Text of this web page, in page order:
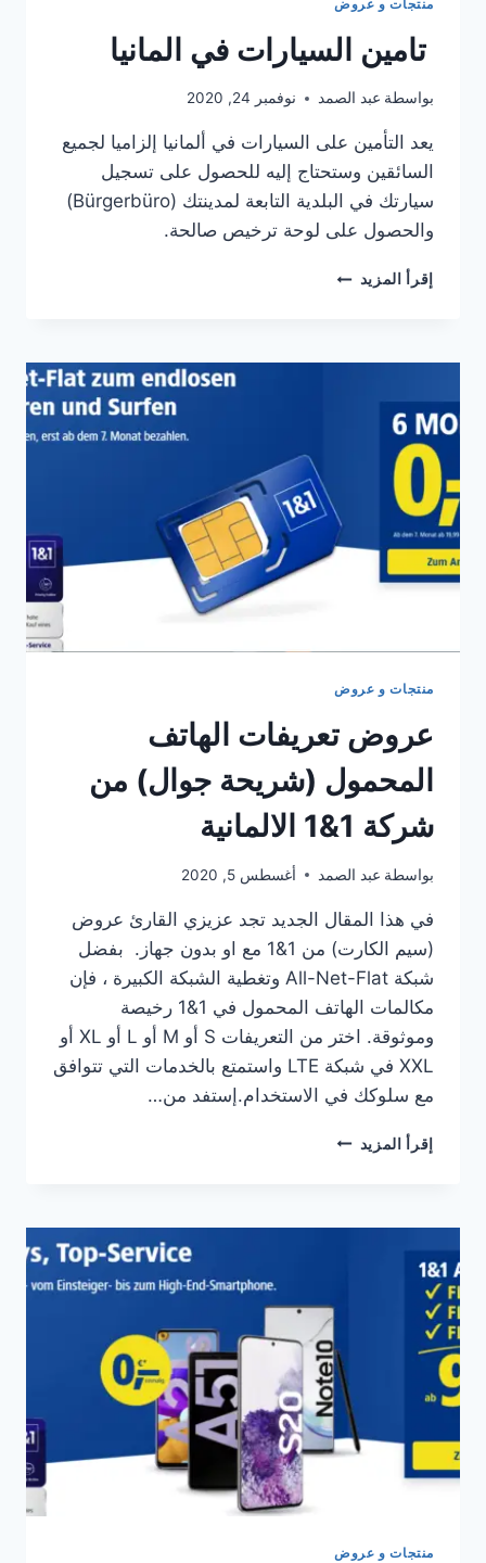
منتجات و عروض
‏ تامين السيارات في المانيا
بواسطة عبد الصمد نوفمبر 24, 2020
يعد التأمين على السيارات في ألمانيا إلزاميا لجميع
السائقين وستحتاج إليه للحصول على تسجيل
سيارتك في البلدية التابعة لمدينتك (Bürgerbüro)
والحصول على لوحة ترخيص صالحة.
إقرأ المزيد
المانيا
منتجات و عروض
عروض تعريفات الهاتف
المحمول (شريحة جوال) من
شركة 1&1 الالمانية
بواسطة عبد الصمد أغسطس 5, 2020
في هذا المقال الجديد تجد عزيزي القارئ عروض
(سيم الكارت) من 1&1 مع او بدون جهاز. بفضل
شبكة All-Net-Flat وتغطية الشبكة الكبيرة ، فإن
مكالمات الهاتف المحمول في 1&1 رخيصة
وموثوقة. اختر من التعريفات S أو M أو L أو XL أو
XXL في شبكة LTE واستمتع بالخدمات التي تتوافق
مع سلوكك في الاستخدام.إستفد من…
إقرأ المزيد عروض
(شريحة
الالمانية
منتجات و عروض